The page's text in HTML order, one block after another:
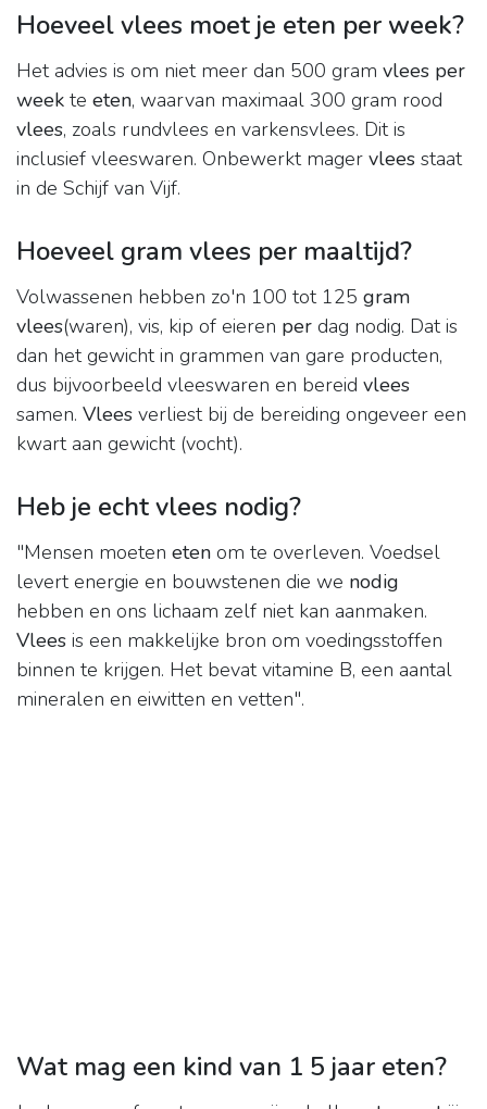
Hoeveel vlees moet je eten per week?
Het advies is om niet meer dan 500 gram vlees per
week te eten, waarvan maximaal 300 gram rood
vlees, zoals rundvlees en varkensvlees. Dit is
inclusief vleeswaren. Onbewerkt mager vlees staat
in de Schijf van Vijf.
Hoeveel gram vlees per maaltijd?
Volwassenen hebben zo'n 100 tot 125 gram
vlees(waren), vis, kip of eieren per dag nodig. Dat is
dan het gewicht in grammen van gare producten,
dus bijvoorbeeld vleeswaren en bereid vlees
samen. Vlees verliest bij de bereiding ongeveer een
kwart aan gewicht (vocht).
Heb je echt vlees nodig?
"Mensen moeten eten om te overleven. Voedsel
levert energie en bouwstenen die we nodig
hebben en ons lichaam zelf niet kan aanmaken.
Vlees is een makkelijke bron om voedingsstoffen
binnen te krijgen. Het bevat vitamine B, een aantal
mineralen en eiwitten en vetten".
Wat mag een kind van 1 5 jaar eten?